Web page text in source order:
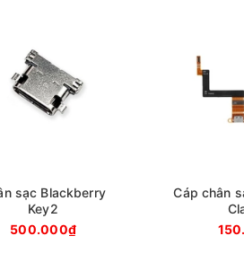
sạc Blackberry
Key2
500.000₫
Cáp chân